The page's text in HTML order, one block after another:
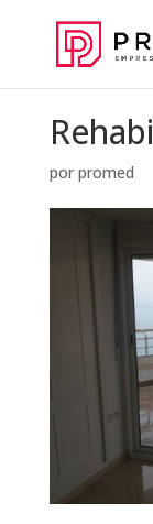
por promed